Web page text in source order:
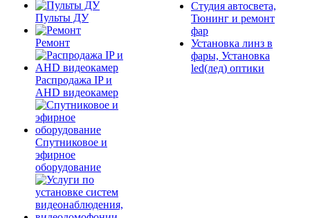
Пульты ДУ
Ремонт
Распродажа IP и
AHD видеокамер
Спутниковое и
эфирное
оборудование
Студия автосвета,
Тюнинг и ремонт
фар
Установка линз в
фары, Установка
led(лед) оптики